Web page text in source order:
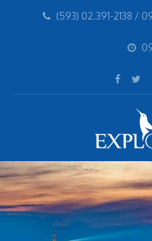
(593) 02.391-2138 /